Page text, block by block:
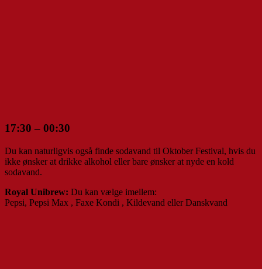
17:30 – 00:30
Du kan naturligvis også finde sodavand til Oktober Festival, hvis du
ikke ønsker at drikke alkohol eller bare ønsker at nyde en kold
sodavand.
Royal Unibrew: Du kan vælge imellem:
Pepsi, Pepsi Max , Faxe Kondi , Kildevand ellerDanskvand